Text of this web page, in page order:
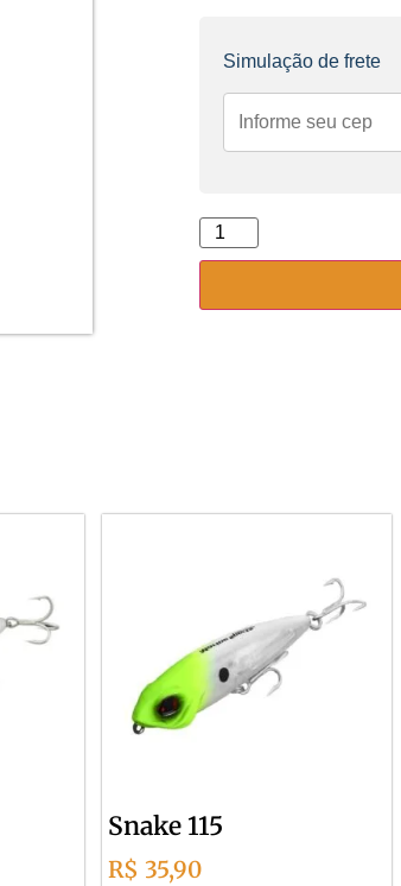
Simulação de frete
Snake 115
R$ 35,90